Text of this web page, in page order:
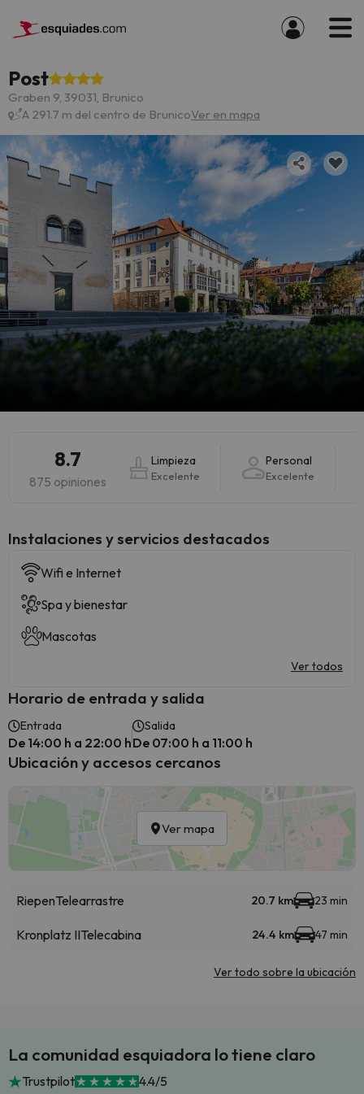
Post
Graben 9, 39031, Brunico
A 291.7 m del centro de BrunicoVer en mapa
8.7
875 opiniones
Limpieza
Excelente
Personal
Excelente
Instalaciones y servicios destacados
Wifi e Internet
Spa y bienestar
Mascotas
Ver todos
Horario de entrada y salida
Entrada
De 14:00 h a 22:00 h
Salida
De 07:00 h a 11:00 h
Ubicación y accesos cercanos
Ver mapa
RiepenTelearrastre 20.7 km 23 min
Kronplatz IITelecabina 24.4 km 47 min
Ver todo sobre la ubicación
La comunidad esquiadora lo tiene claro
Trustpilot 4.4/5